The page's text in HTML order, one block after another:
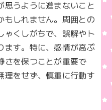
n
k
うように進まないこと
もしれません。周囲との
ゃくしがちで、誤解やト
ます。特に、感情が高ぶ
さを保つことが重要で
理をせず、慎重に行動す